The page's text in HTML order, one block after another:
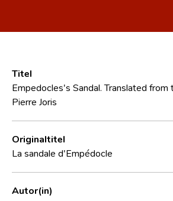
Erweiterte Suche
CNL
Forschungsgruppe
Titel
Empedocles's Sandal. Translated from
Pierre Joris
Originaltitel
La sandale d'Empédocle
Autor(in)